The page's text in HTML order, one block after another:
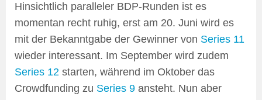
Hinsichtlich paralleler BDP-Runden ist es
momentan recht ruhig, erst am 20. Juni wird es
mit der Bekanntgabe der Gewinner von Series 11
wieder interessant. Im September wird zudem
Series 12 starten, während im Oktober das
Crowdfunding zu Series 9 ansteht. Nun aber